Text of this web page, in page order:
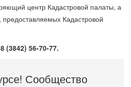
центр Кадастровой палаты, а
предоставляемых Кадастровой
(3842) 56-70-77.
Сообщество